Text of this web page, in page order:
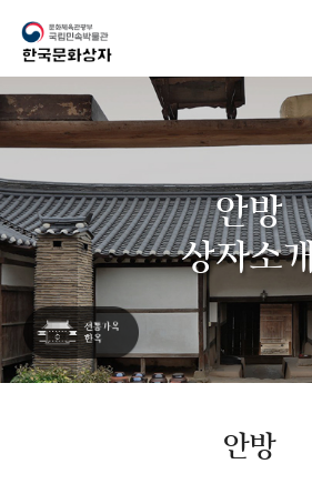
안방
상자소
안방